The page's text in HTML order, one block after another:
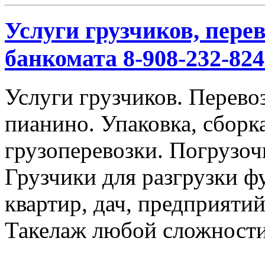
Услуги грузчиков,
банкомата 8-908-232-
Услуги грузчиков.
пианино. Упаковка,
грузоперевозки.
Грузчики для разгрузки
квартир, дач,
Такелаж любой